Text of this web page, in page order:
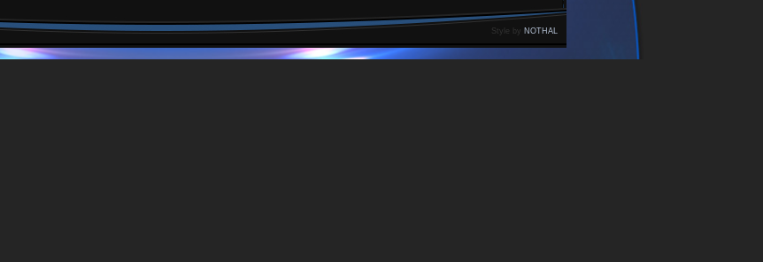
Style by NOTHAL